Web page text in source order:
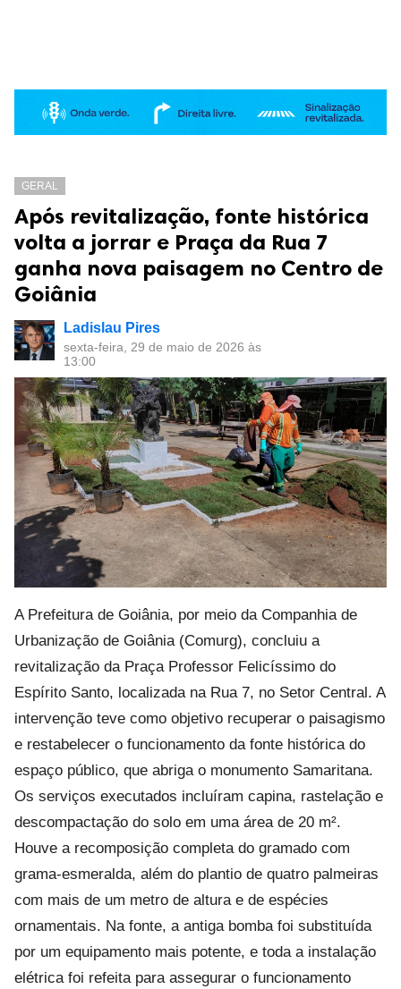
GERAL
Após revitalização, fonte histórica
volta a jorrar e Praça da Rua 7
ganha nova paisagem no Centro de
Goiânia
Ladislau Pires
sexta-feira, 29 de maio de 2026 às
13:00
A Prefeitura de Goiânia, por meio da Companhia de
Urbanização de Goiânia (Comurg), concluiu a
revitalização da Praça Professor Felicíssimo do
Espírito Santo, localizada na Rua 7, no Setor Central. A
intervenção teve como objetivo recuperar o paisagismo
e restabelecer o funcionamento da fonte histórica do
espaço público, que abriga o monumento Samaritana.
Os serviços executados incluíram capina, rastelação e
descompactação do solo em uma área de 20 m².
Houve a recomposição completa do gramado com
grama-esmeralda, além do plantio de quatro palmeiras
com mais de um metro de altura e de espécies
ornamentais. Na fonte, a antiga bomba foi substituída
por um equipamento mais potente, e toda a instalação
elétrica foi refeita para assegurar o funcionamento